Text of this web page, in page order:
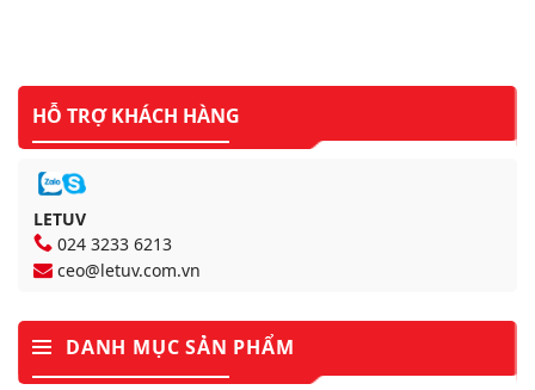
HỖ TRỢ KHÁCH HÀNG
LETUV
024 3233 6213
ceo@letuv.com.vn
DANH MỤC SẢN PHẨM